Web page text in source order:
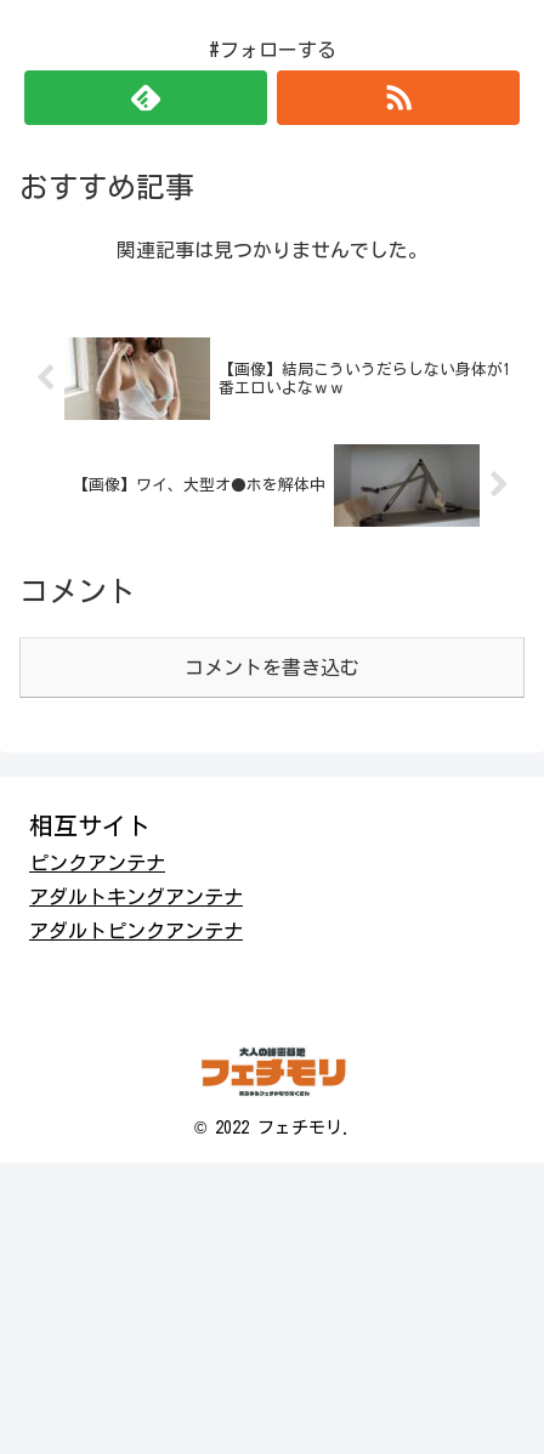
#フォローする
おすすめ記事
関連記事は見つかりませんでした。
【画像】結局こう‎いうだらしない身体が1
番エロいよなｗｗ
【画像】ワイ、大型オ●ホを解体中
コメント
コメントを書き込む
相互サイト
ピンクアンテナ
アダルトキングアンテナ
アダルトピンクアンテナ
© 2022 フェチモリ.